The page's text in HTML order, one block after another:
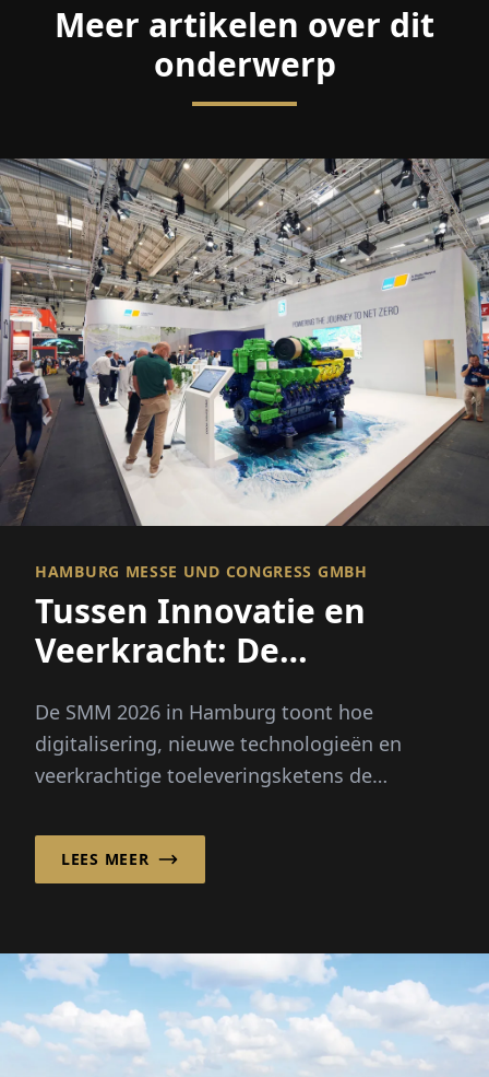
Meer artikelen over dit
onderwerp
HAMBURG MESSE UND CONGRESS GMBH
Tussen Innovatie en
Veerkracht: De
nieuwe koers uit
De SMM 2026 in Hamburg toont hoe
digitalisering, nieuwe technologieën en
veerkrachtige toeleveringsketens de
vormgeven.
LEES MEER